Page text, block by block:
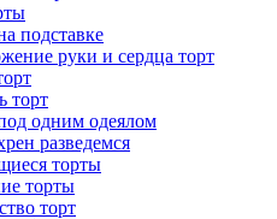
подставке
руки и сердца торт
торт
одним одеялом
разведемся
торты
торты
торт